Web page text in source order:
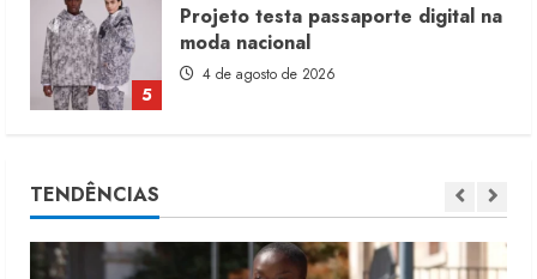
5
Projeto testa passaporte digital na
moda nacional
4 de agosto de 2026
1
TENDÊNCIAS